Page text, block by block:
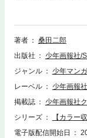
が川で夜釣りをして
釣り糸に引っかかっ
んとそこには角田署
著者
桑田二郎
出版社
少年画報社/
ジャンル
少年マンガ
レーベル
少年画報
掲載誌
少年画報社
シリーズ
【カラー
電子版配信開始日